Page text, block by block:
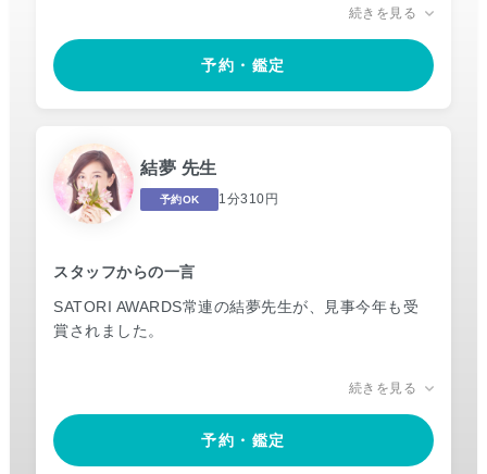
友希先生の鑑定は「人生が変わる」と評判です。
「心から寄り添い、想像以上に具体的なアドバイス
希望の光を示してくれる」など、奇跡のような声多
数。
心に深く寄り添い、誰よりもあなたの味方でいること
現状を打破し、理想の未来を掴みたい方は、ぜひ一
続きを見る
予約・鑑定
結夢 先生
予約OK 1分310円
スタッフからの一言
SATORI AWARDS常連の結夢先生が、見事今年も受
賞されました。
霊感家系で受け継がれた確かな霊力に加え、明るく明
ません。
続きを見る
予約・鑑定